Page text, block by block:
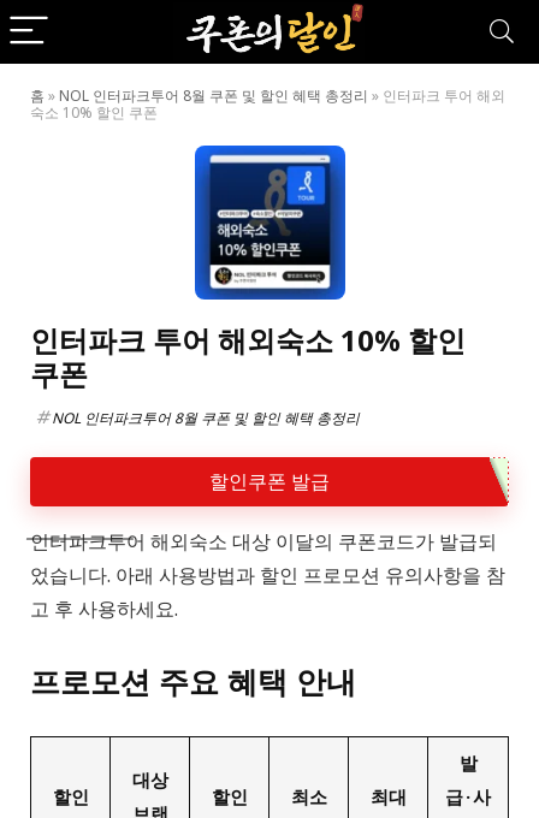
홈 » NOL 인터파크투어 8월 쿠폰 및 할인 혜택 총정리 » 인터파크 투어 해외
숙소 10% 할인 쿠폰
인터파크 투어 해외숙소 10% 할인
쿠폰
NOL 인터파크투어 8월 쿠폰 및 할인 혜택 총정리
할인쿠폰 발급
인터파크투어 해외숙소 대상 이달의 쿠폰코드가 발급되
었습니다. 아래 사용방법과 할인 프로모션 유의사항을 참
고 후 사용하세요.
프로모션 주요 혜택 안내
할인
대상
브랜
할인
최소
최대
발
급 · 사